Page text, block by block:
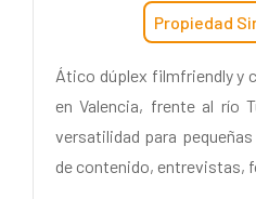
Propiedad
Ático dúplex filmfriendly y
en Valencia, frente al río
versatilidad para
de contenido, entrevistas,